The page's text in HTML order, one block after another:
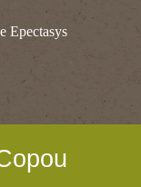
Epectasys